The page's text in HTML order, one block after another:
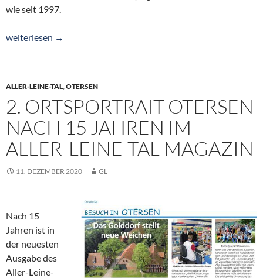
wie seit 1997.
SolAr-Allerfähre pendelt ab 3. Juli auf der Aller
weiterlesen →
ALLER-LEINE-TAL,OTERSEN
2. ORTSPORTRAIT OTERSEN
NACH 15 JAHREN IM
ALLER-LEINE-TAL-MAGAZIN
11. DEZEMBER 2020 GL
Nach 15
Jahren ist in
der neuesten
Ausgabe des
Aller-Leine-